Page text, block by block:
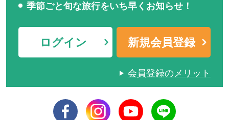
季節ごと旬な旅行をいち早くお知らせ！
ログイン 新規会員登録
会員登録のメリット